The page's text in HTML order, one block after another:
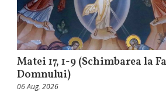
Matei 17, 1-9 (Schimbarea la
Domnului)
06 Aug, 2026